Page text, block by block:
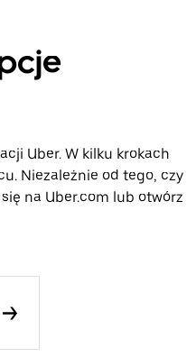
Uber. W kilku krokach
Niezależnie od tego, czy
na Uber.com lub otwórz